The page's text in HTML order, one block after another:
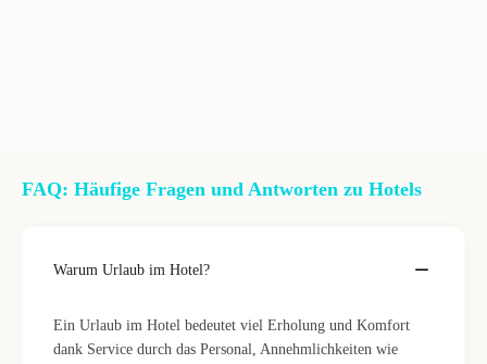
FAQ: Häufige Fragen und Antworten zu Hotels
Warum Urlaub im Hotel?
Ein Urlaub im Hotel bedeutet viel Erholung und Komfort
dank Service durch das Personal, Annehmlichkeiten wie